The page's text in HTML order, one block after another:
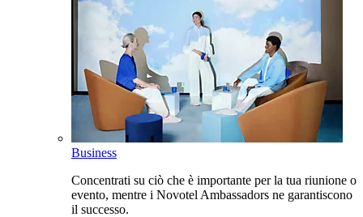
Business
Concentrati su ciò che è importante per la tua riunione o
evento, mentre i Novotel Ambassadors ne garantiscono
il successo.